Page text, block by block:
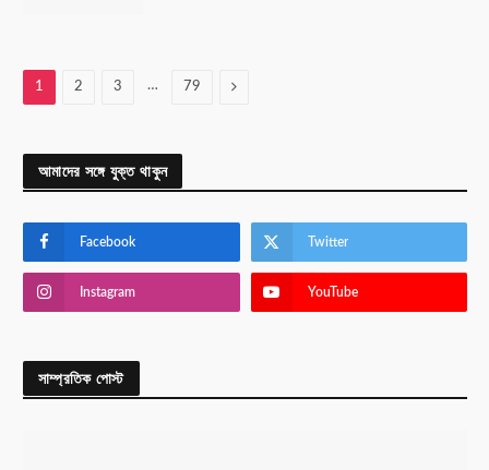
1 2 3 … 79 Next
আমাদের সঙ্গে যুক্ত থাকুন
Facebook Twitter
Instagram YouTube
সাম্প্রতিক পোস্ট